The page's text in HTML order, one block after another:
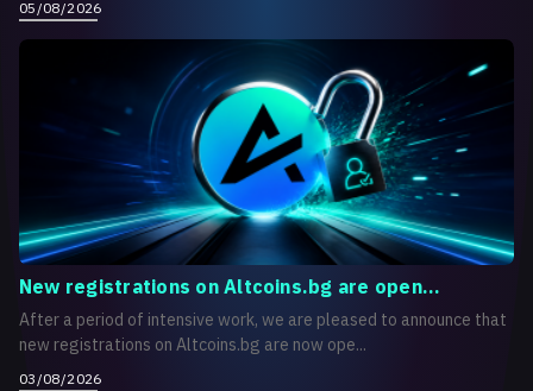
05/08/2026
New registrations on Altcoins.bg are open...
After a period of intensive work, we are pleased to announce that
new registrations on Altcoins.bg are now ope...
03/08/2026